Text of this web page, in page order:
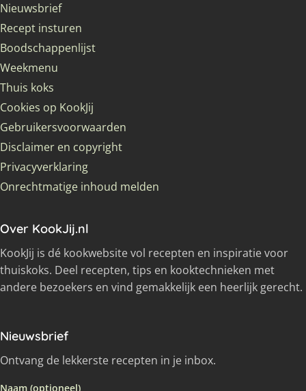
Nieuwsbrief
Recept insturen
Boodschappenlijst
Weekmenu
Thuis koks
Cookies op KookJij
Gebruikersvoorwaarden
Disclaimer en copyright
Privacyverklaring
Onrechtmatige inhoud melden
Over KookJij.nl
KookJij is dé kookwebsite vol recepten en inspiratie voor
thuiskoks. Deel recepten, tips en kooktechnieken met
andere bezoekers en vind gemakkelijk een heerlijk gerecht.
Nieuwsbrief
Ontvang de lekkerste recepten in je inbox.
Naam (optioneel)